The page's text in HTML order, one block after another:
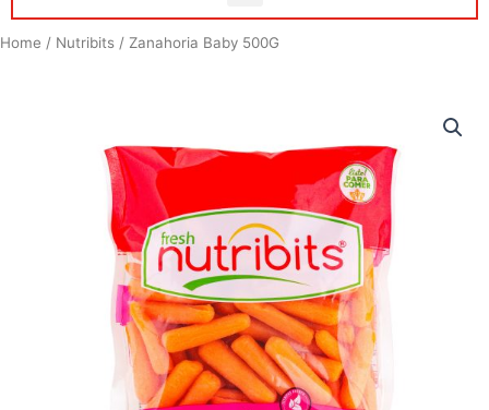
Home / Nutribits / Zanahoria Baby 500G